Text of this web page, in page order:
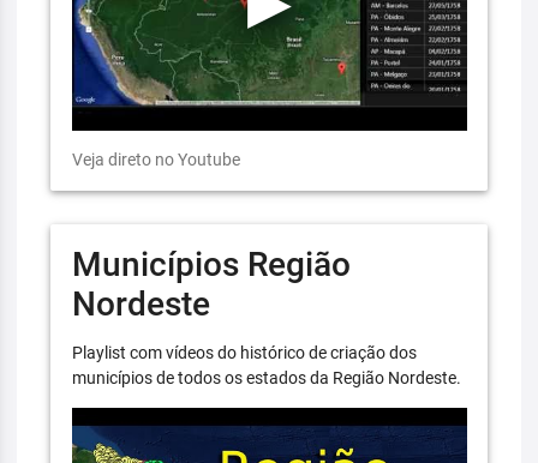
Veja direto no Youtube
Municípios Região
Nordeste
Playlist com vídeos do histórico de criação dos
municípios de todos os estados da Região Nordeste.